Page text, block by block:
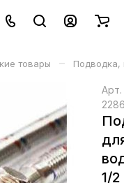
товары – Подводка,
Арт.
1/2